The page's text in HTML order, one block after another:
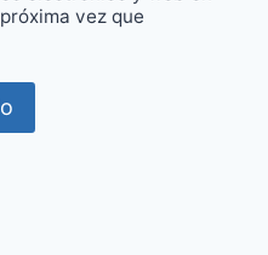
vez que